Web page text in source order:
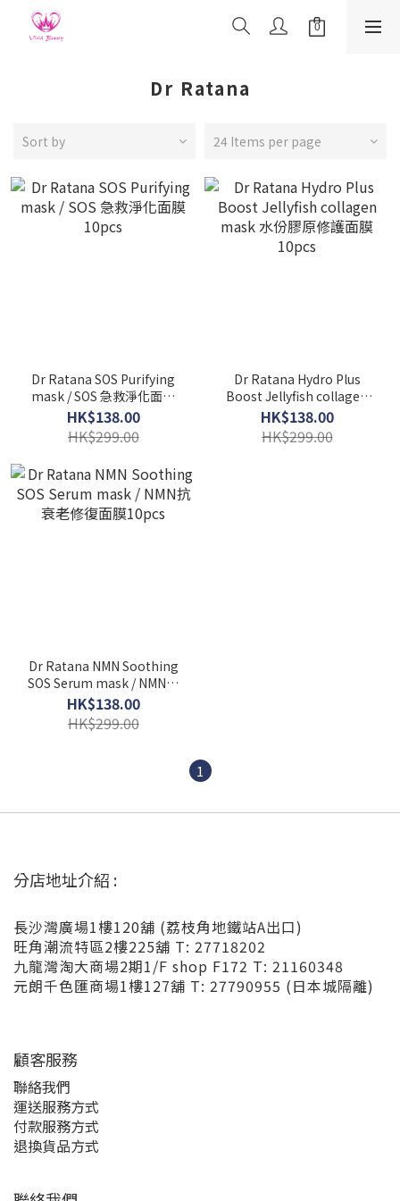
Dr Ratana
Sort by 24 Items per page
Dr Ratana SOS Purifying
mask / SOS 急救淨化面膜
10pcs
HK$138.00
HK$299.00
Dr Ratana Hydro Plus
Boost Jellyfish collagen
mask 水份膠原修護面膜
10pcs
HK$138.00
HK$299.00
Dr Ratana NMN Soothing
SOS Serum mask / NMN抗
衰老修復面膜10pcs
HK$138.00
HK$299.00
1
分店地址介紹 :
長沙灣廣場1樓120舖 (荔枝角地鐵站A出口)
旺角潮流特區2樓225舖 T: 27718202
九龍灣淘大商場2期1/F shop F172 T: 21160348
元朗千色匯商場1樓127舖 T: 27790955 (日本城隔離)
顧客服務
聯絡我們
運送服務方式
付款服務方式
退換貨品方式